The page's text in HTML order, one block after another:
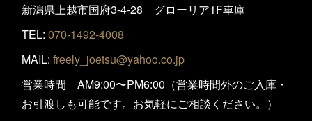
新潟県上越市国府3-4-28 グローリア1F車庫
TEL: 070-1492-4008
MAIL: freely_joetsu@yahoo.co.jp
営業時間 AM9:00〜PM6:00（営業時間外のご入庫・
お引渡しも可能です。お気軽にご相談ください。）